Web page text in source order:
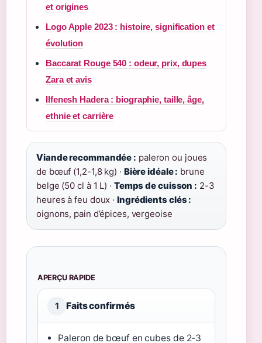
et origines
Logo Apple 2023 : histoire, signification et
évolution
Baccarat Rouge 540 : odeur, prix, dupes
Zara et avis
Ilfenesh Hadera : biographie, taille, âge,
ethnie et carrière
Viande recommandée : paleron ou joues
de bœuf (1,2-1,8 kg) · Bière idéale : brune
belge (50 cl à 1 L) · Temps de cuisson : 2-3
heures à feu doux · Ingrédients clés :
oignons, pain d’épices, vergeoise
APERÇU RAPIDE
1 Faits confirmés
Paleron de bœuf en cubes de 2-3